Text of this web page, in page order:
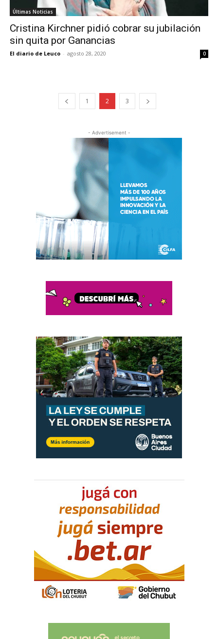
Últimas Noticias
Cristina Kirchner pidió cobrar su jubilación
sin quita por Ganancias
El diario de Leuco - agosto 28, 2020 0
1 2 3
- Advertisement -